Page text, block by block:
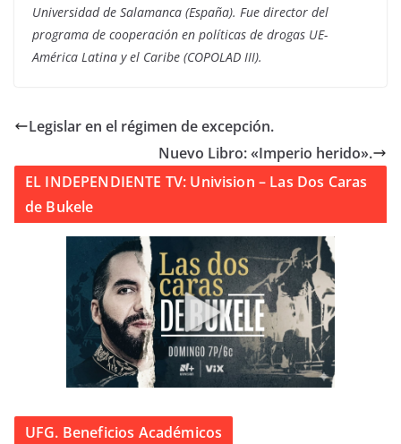
Universidad de Salamanca (España). Fue director del
programa de cooperación en políticas de drogas UE-
América Latina y el Caribe (COPOLAD III).
Legislar en el régimen de excepción.
Nuevo Libro: «Imperio herido».
EL INDEPENDIENTE TV: Univision – Las Dos Caras
de Bukele
UFG. Beneficios Académicos